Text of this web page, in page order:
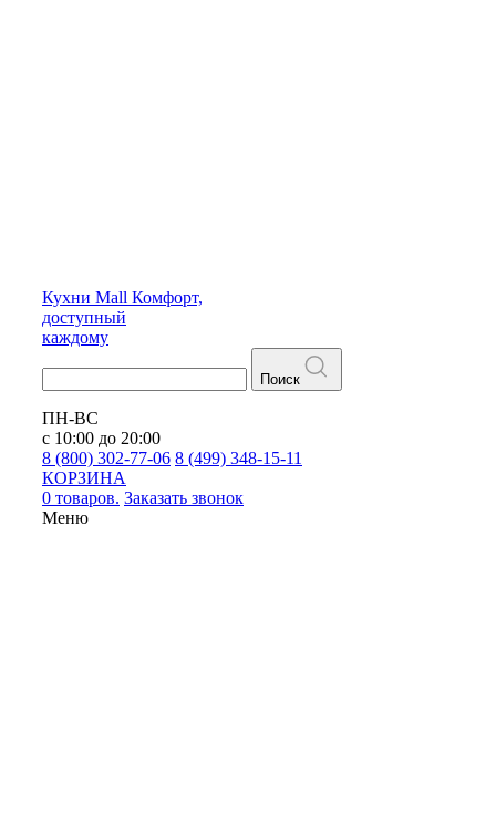
Кухни Mall Комфорт,
доступный
каждому
Поиск
ПН-ВС
с 10:00 до 20:00
8 (800) 302-77-06 8 (499) 348-15-11
КОРЗИНА
0 товаров. Заказать звонок
Меню